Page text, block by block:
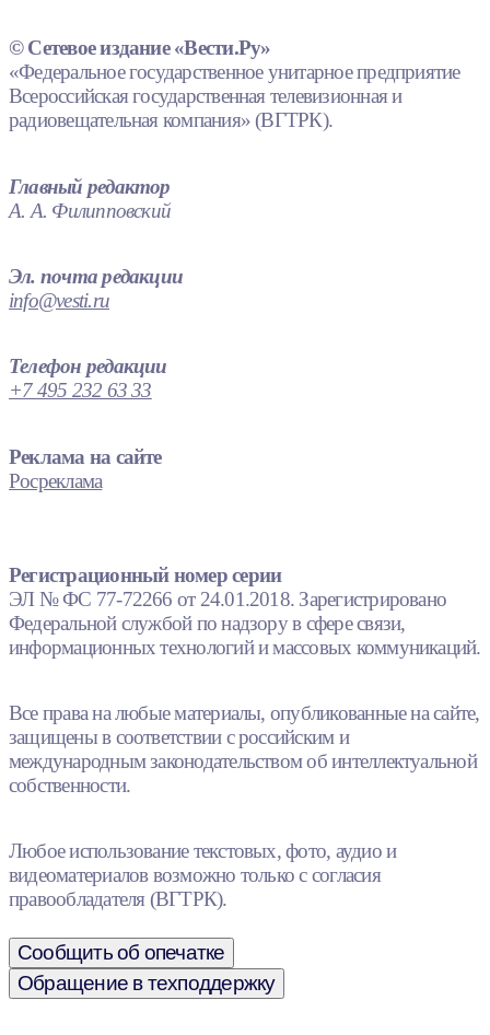
© Сетевое издание «Вести.Ру»
«Федеральное государственное унитарное предприятие
Всероссийская государственная телевизионная и
радиовещательная компания» (ВГТРК).
Главный редактор
А. А. Филипповский
Эл. почта редакции
info@vesti.ru
Телефон редакции
+7 495 232 63 33
Реклама на сайте
Росреклама
Регистрационный номер серии
ЭЛ № ФС 77-72266 от 24.01.2018. Зарегистрировано
Федеральной службой по надзору в сфере связи,
информационных технологий и массовых коммуникаций.
Все права на любые материалы, опубликованные на сайте,
защищены в соответствии с российским и
международным законодательством об интеллектуальной
собственности.
Любое использование текстовых, фото, аудио и
видеоматериалов возможно только с согласия
правообладателя (ВГТРК).
Сообщить об опечатке
Обращение в техподдержку